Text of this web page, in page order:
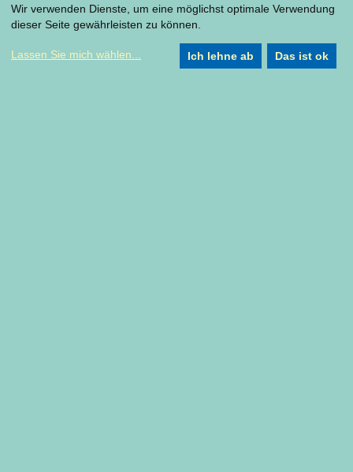
Gefördert durch
Wir verwenden Dienste, um eine möglichst optimale Verwendung
dieser Seite gewährleisten zu können.
Lassen Sie mich wählen... Ich lehne ab Das ist ok